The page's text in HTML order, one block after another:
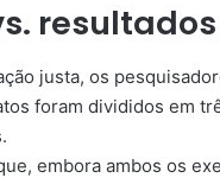
resultados
justa, os
foram divididos em
embora ambos os